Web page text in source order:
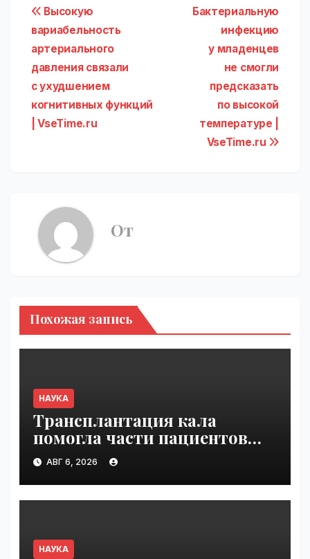
Навигация
по
записям
Бактериальную
инфекцию
у младенцев
не смогли
предсказать
по высокой
температуре |
VseTime.ru
Высокую
вариабельность
артериального
давления связали
с ухудшением
когнитивных функций
| VseTime.ru
От
Похожая запись
НАУКА
Трансплантация кала
помогла части пациентов
с пищевой аллергией |
VseTime.ru
АВГ 6, 2026
НАУКА